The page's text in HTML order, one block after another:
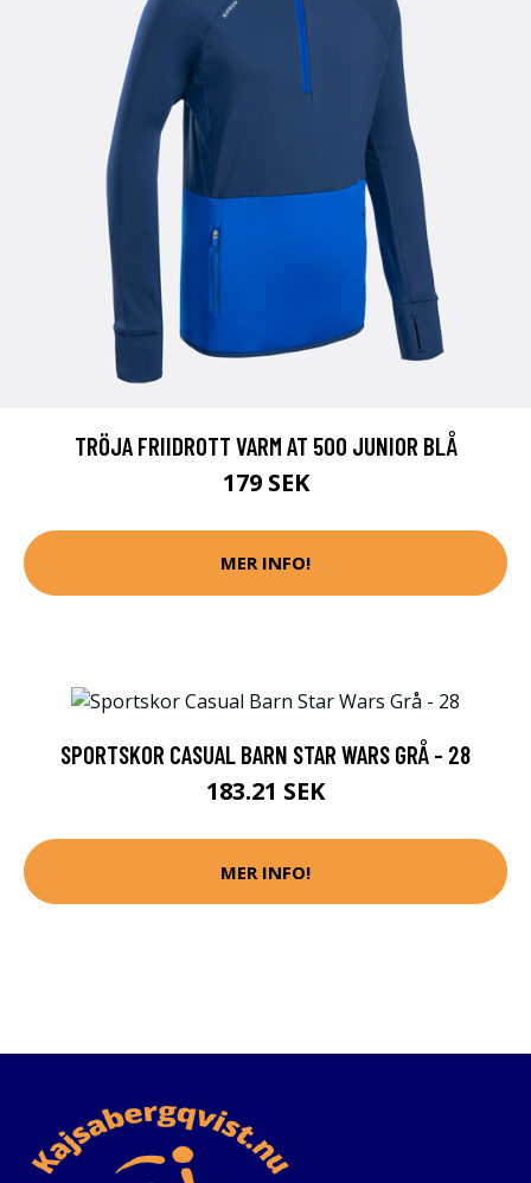
TRÖJA FRIIDROTT VARM AT 500 JUNIOR BLÅ
179 SEK
MER INFO!
SPORTSKOR CASUAL BARN STAR WARS GRÅ - 28
183.21 SEK
MER INFO!